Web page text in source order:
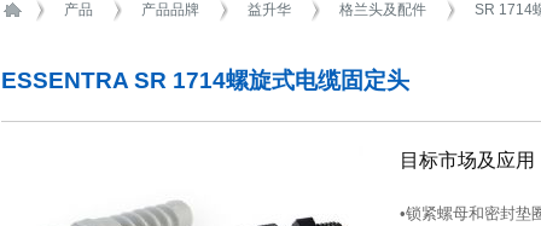
产品 产品品牌 益升华 格兰头及配件 SR 1714
ESSENTRA SR 1714螺旋式电缆固定头
目标市场及应用
•锁紧螺母和密封垫